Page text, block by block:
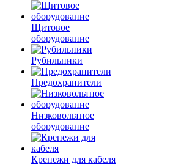
Щитовое
оборудование
Рубильники
Предохранители
Низковольтное
оборудование
Крепежи для кабеля